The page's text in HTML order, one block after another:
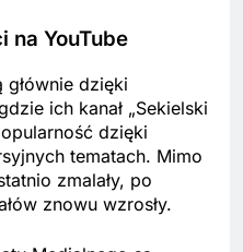
na YouTube
głównie dzięki
ich kanał „Sekielski
dzięki
tematach. Mimo
zmalały, po
znowu wzrosły.